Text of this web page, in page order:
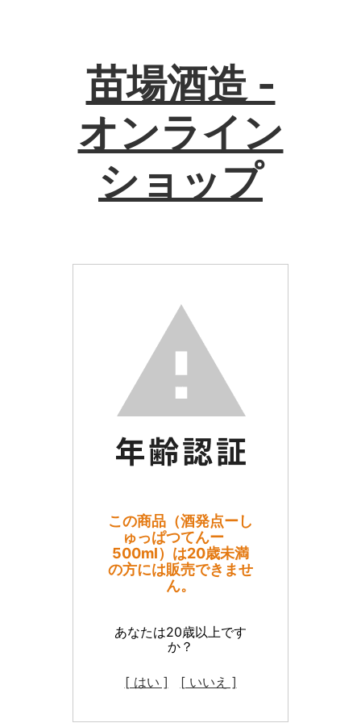
苗場酒造 -
オンライン
ショップ
この商品（酒発点ーし
ゅっぱつてんー
500ml）は20歳未満
の方には販売できませ
ん。
あなたは20歳以上です
か？
[ はい ] [ いいえ ]